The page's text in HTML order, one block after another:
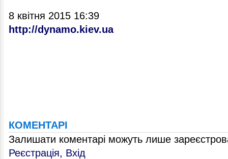
8 квітня 2015 16:39
http://dynamo.kiev.ua
КОМЕНТАРІ
Залишати коментарі можуть лише
Реєстрація, Вхід